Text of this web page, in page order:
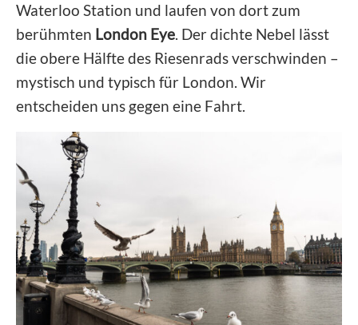
Waterloo Station und laufen von dort zum
berühmten London Eye. Der dichte Nebel lässt
die obere Hälfte des Riesenrads verschwinden –
mystisch und typisch für London. Wir
entscheiden uns gegen eine Fahrt.